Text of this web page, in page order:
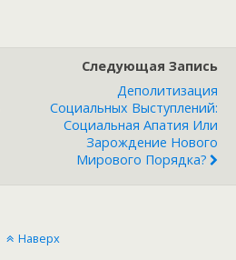
Следующая Запись
Деполитизация
Социальных Выступлений:
Социальная Апатия Или
Зарождение Нового
Мирового Порядка?
Наверх